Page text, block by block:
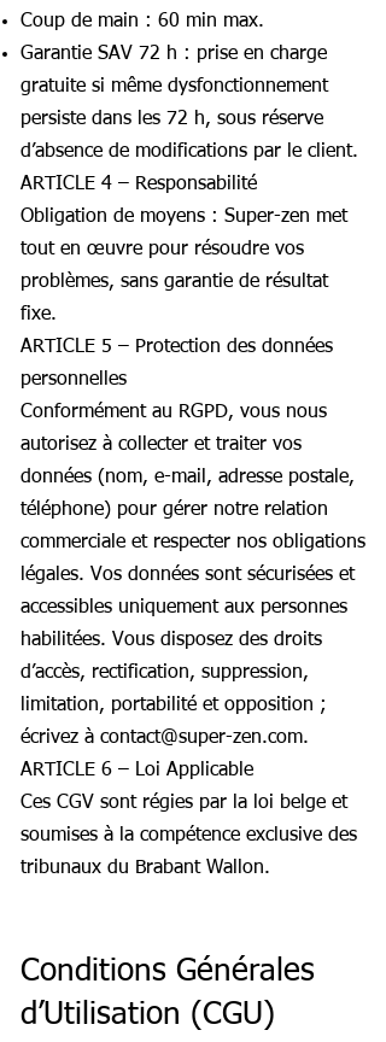
Coup de main : 60 min max.
Garantie SAV 72 h : prise en charge
gratuite si même dysfonctionnement
persiste dans les 72 h, sous réserve
d’absence de modifications par le client.
ARTICLE 4 – Responsabilité
Obligation de moyens : Super-zen met
tout en œuvre pour résoudre vos
problèmes, sans garantie de résultat
fixe.
ARTICLE 5 – Protection des données
personnelles
Conformément au RGPD, vous nous
autorisez à collecter et traiter vos
données (nom, e-mail, adresse postale,
téléphone) pour gérer notre relation
commerciale et respecter nos obligations
légales. Vos données sont sécurisées et
accessibles uniquement aux personnes
habilitées. Vous disposez des droits
d’accès, rectification, suppression,
limitation, portabilité et opposition ;
écrivez à contact@super-zen.com.
ARTICLE 6 – Loi Applicable
Ces CGV sont régies par la loi belge et
soumises à la compétence exclusive des
tribunaux du Brabant Wallon.
Conditions Générales
d’Utilisation (CGU)